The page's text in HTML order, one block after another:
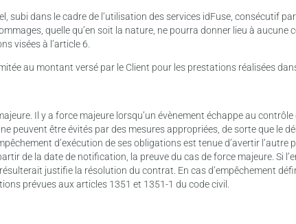
subi dans le cadre de l’utilisation des services idFuse, consécutif
quelle qu’en soit la nature, ne pourra donner lieu à
visées à l’article 6.
au montant versé par le Client pour les prestations réalisées
Il y a force majeure lorsqu’un évènement échappe au
peuvent être évités par des mesures appropriées, de sorte que le
d’exécution de ses obligations est tenue d’avertir
de la date de notification, la preuve du cas de force majeure. Si
justifie la résolution du contrat. En cas d’empêchement
prévues aux articles 1351 et 1351-1 du code civil.